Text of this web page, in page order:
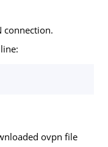
connection.
ovpn file